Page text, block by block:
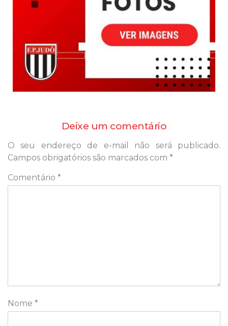
Deixe um comentário
O seu endereço de e-mail não será publicado.
Campos obrigatórios são marcados com *
Comentário *
Nome *